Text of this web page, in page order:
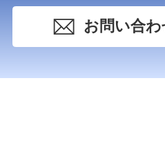
お問い合